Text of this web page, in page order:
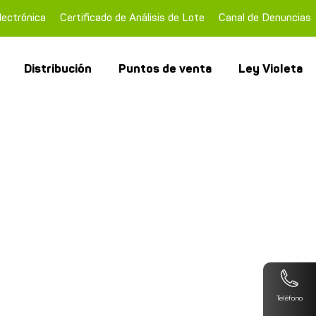
Certificado de Análisis de Lote Canal de Denuncias
Distribución Puntos de venta Ley Violeta
Teléfono